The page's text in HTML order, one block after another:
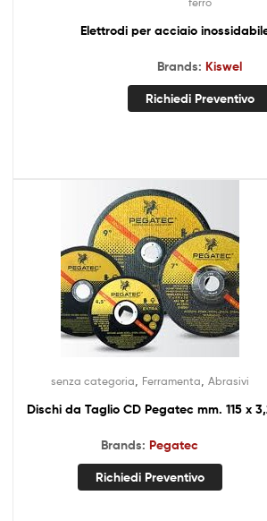
Elettrodi per acciaio
Brands: Kiswel
Richiedi Preventivo
senza categoria Ferramenta Abrasivi
Dischi da Taglio CD Pegatec mm. 115 x
Brands: Pegatec
Richiedi Preventivo